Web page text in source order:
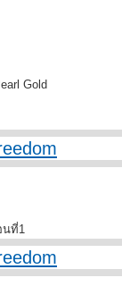
ากระดาษแปะรอไว้ทั้
ยดตามรูปอ้างอิง
งลำตัว เกยสูงด้านต่ำ
Gold
นที่1